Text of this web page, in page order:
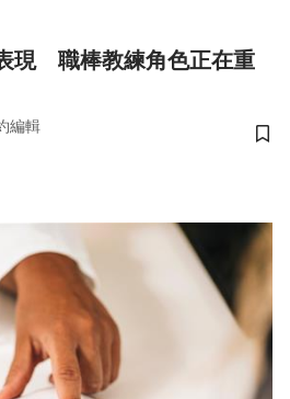
現 職棒教練角色正在重
編輯
儲